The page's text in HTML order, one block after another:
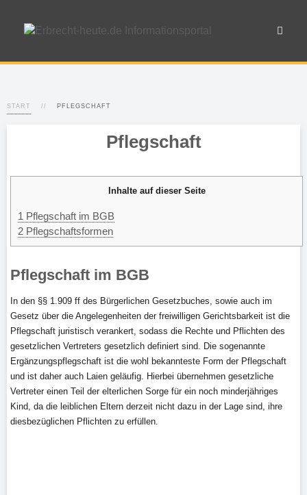
START PFLEGSCHAFT
Pflegschaft
Inhalte auf dieser Seite
1 Pflegschaft im BGB
2 Pflegschaftsformen
Pflegschaft im BGB
In den §§ 1.909 ff des Bürgerlichen Gesetzbuches, sowie auch im
Gesetz über die Angelegenheiten der freiwilligen Gerichtsbarkeit ist die
Pflegschaft juristisch verankert, sodass die Rechte und Pflichten des
gesetzlichen Vertreters gesetzlich definiert sind. Die sogenannte
Ergänzungspflegschaft ist die wohl bekannteste Form der Pflegschaft
und ist daher auch Laien geläufig. Hierbei übernehmen gesetzliche
Vertreter einen Teil der elterlichen Sorge für ein noch minderjähriges
Kind, da die leiblichen Eltern derzeit nicht dazu in der Lage sind, ihre
diesbezüglichen Pflichten zu erfüllen.